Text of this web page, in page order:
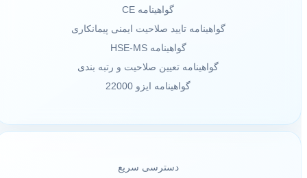
گواهینامه CE
گواهینامه تایید صلاحیت ایمنی پیمانکاری
گواهینامه HSE-MS
گواهینامه تعیین صلاحیت و رتبه بندی
گواهینامه ایزو 22000
دسترسی سریع